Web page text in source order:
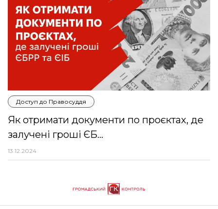
Доступ до Правосуддя
Як отримати документи по проєктах, де
залучені гроші ЄБ...
13.12.2024